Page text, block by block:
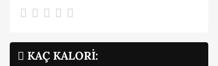
KAÇ KALORİ: